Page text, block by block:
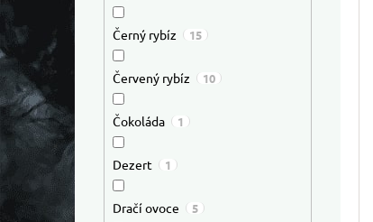
Černý rybíz 15
Červený rybíz 10
Čokoláda 1
Dezert 1
Dračí ovoce 5